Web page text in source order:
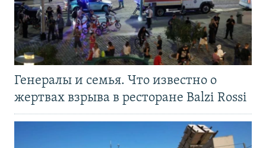
Генералы и семья. Что известно о
жертвах взрыва в ресторане Balzi Rossi